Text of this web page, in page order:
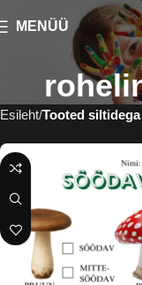
MENÜÜ
Esileht Tooted